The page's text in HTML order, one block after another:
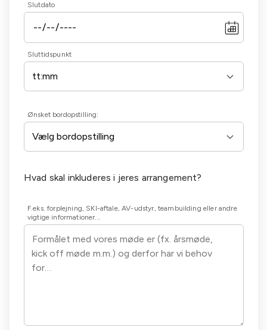
Slutdato
Sluttidspunkt
Ønsket bordopstilling:
Hvad skal inkluderes i jeres arrangement?
F.eks. forplejning, SKI-aftale, AV-udstyr, teambuilding eller andre
vigtige informationer...